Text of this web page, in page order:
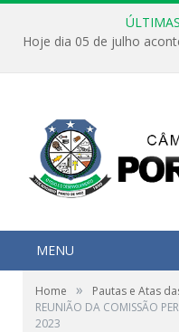
MENU
Home » Pautas e Atas
REUNIÃO DA COMISSÃO
2023